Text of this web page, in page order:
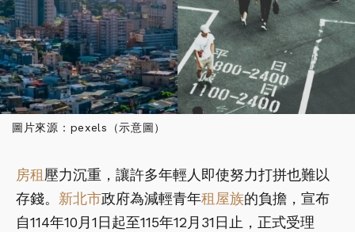
圖片來源：pexels（示意圖）
房租壓力沉重，讓許多年輕人即使努力打拼也難以
存錢。 新北市政府為減輕青年租屋族的負擔，宣布
自114年10月1日起至115年12月31日止，正式受理